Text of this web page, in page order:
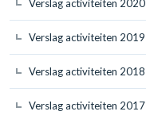
Verslag activiteiten 2020
Verslag activiteiten 2019
Verslag activiteiten 2018
Verslag activiteiten 2017